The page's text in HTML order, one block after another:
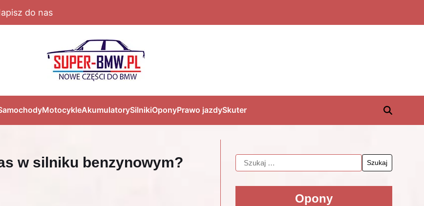
do nas
MotocykleAkumulatorySilnikiOponyPrawo jazdySkuter
w silniku benzynowym?
Opony